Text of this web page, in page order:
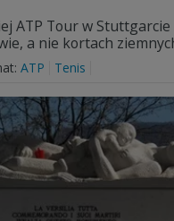
ATP Tour w Stuttgarcie
a nie kortach
ATP Tenis